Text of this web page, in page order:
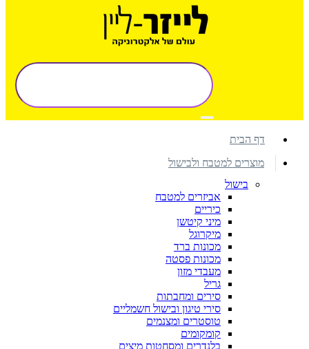
דף הבית
מוצרים למטבח ולבישול
בישול
אביזרים למטבח
כיריים
מיני קיטשן
מיקרוגל
מכונות ברד
מכונות פסטה
מעבדי מזון
גריל
סירים ומחבתות
סירי טיגון ובישול חשמליים
טוסטרים ומצנמים
קומקומים
בלנדרים ומסחטות מיצים